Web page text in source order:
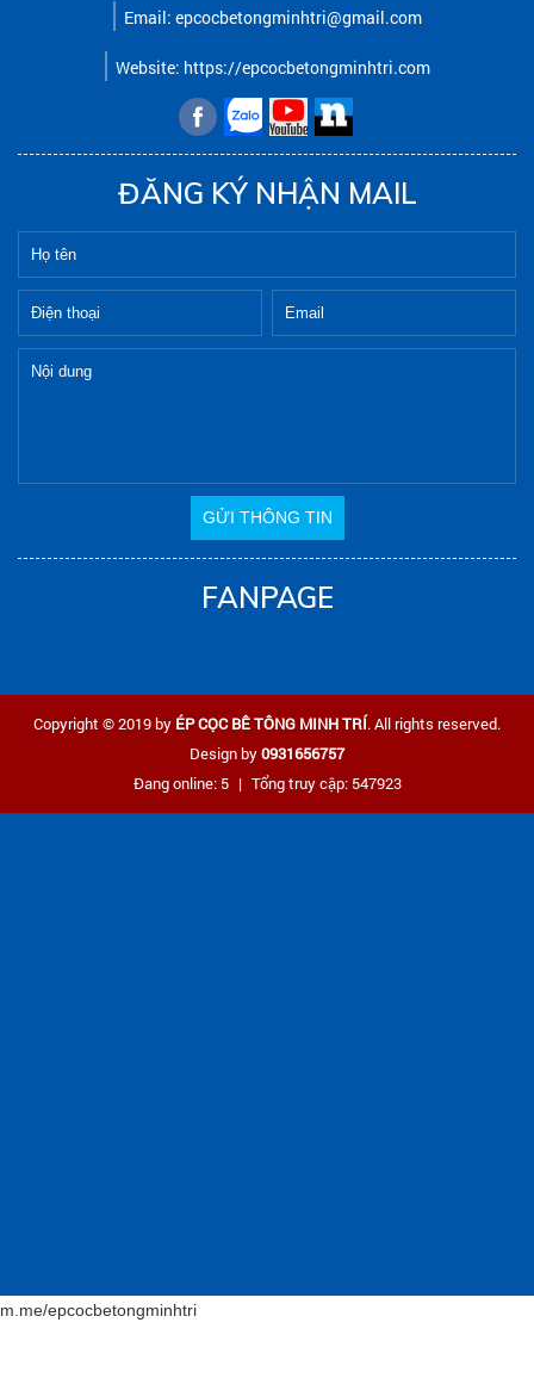
Email: epcocbetongminhtri@gmail.com
Website: https://epcocbetongminhtri.com
ĐĂNG KÝ NHẬN MAIL
FANPAGE
Copyright © 2019 by ÉP CỌC BÊ TÔNG MINH TRÍ. All rights reserved.
Design by0931656757
Đang online: 5 | Tổng truy cập: 547923
m.me/epcocbetongminhtri